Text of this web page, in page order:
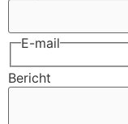
E-mail
Bericht